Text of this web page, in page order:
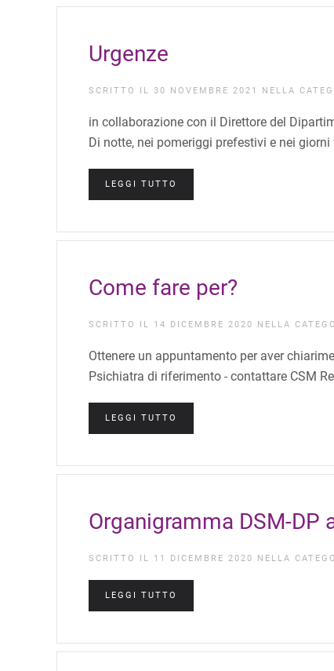
Urgenze
SCRITTO IL 30 NOVEMBRE 2021 NELLA
in collaborazione con il Direttore del
Di notte, nei pomeriggi prefestivi e nei
LEGGI TUTTO
Come fare per?
SCRITTO IL 14 DICEMBRE 2020 NELLA
Ottenere un appuntamento per aver
Psichiatra di riferimento - contattare CSM
LEGGI TUTTO
Organigramma DSM-DP
SCRITTO IL 11 DICEMBRE 2020 NELLA
LEGGI TUTTO